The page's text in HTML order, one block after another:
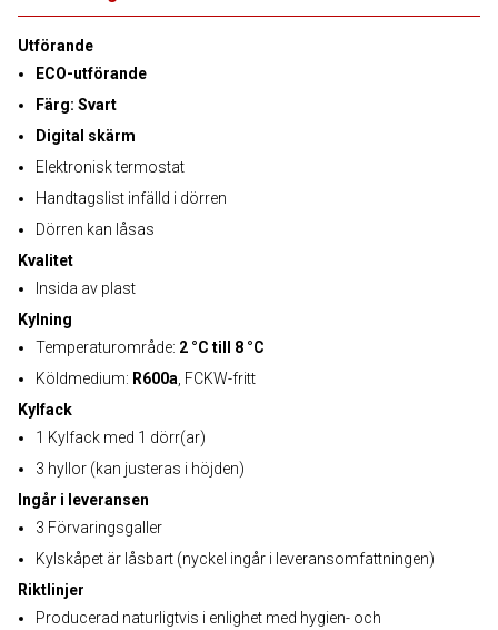
Utförande
ECO-utförande
Färg: Svart
Digital skärm
Elektronisk termostat
Handtagslist infälld i dörren
Dörren kan låsas
Kvalitet
Insida av plast
Kylning
Temperaturområde: 2 °C till 8 °C
Köldmedium: R600a , FCKW-fritt
Kylfack
1 Kylfack med 1 dörr(ar)
3 hyllor (kan justeras i höjden)
Ingår i leveransen
3 Förvaringsgaller
Kylskåpet är låsbart (nyckel ingår i leveransomfattningen)
Riktlinjer
Producerad naturligtvis i enlighet med hygien- och